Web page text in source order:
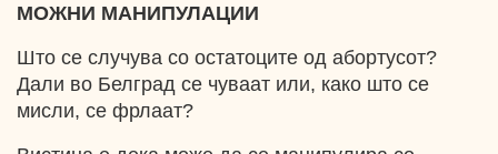
МОЖНИ МАНИПУЛАЦИИ
Што се случува со остатоците од абортусот?
Дали во Белград се чуваат или, како што се
мисли, се фрлаат?